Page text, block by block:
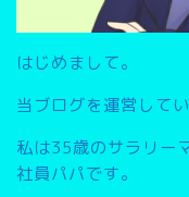
はじめまして。
当ブログを運営して
私は35歳のサラリー
社員パパです。